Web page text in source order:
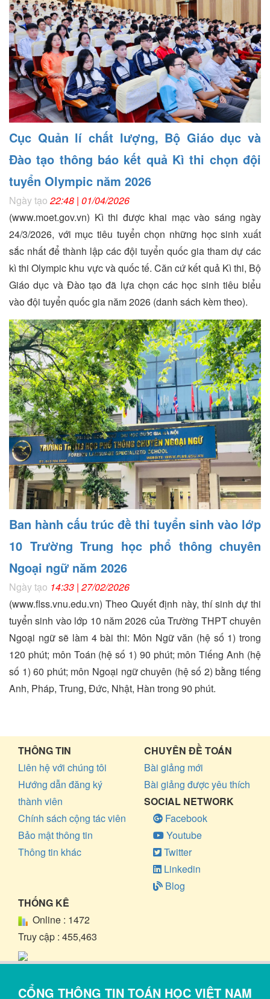
Cục Quản lí chất lượng, Bộ Giáo dục và
Đào tạo thông báo kết quả Kì thi chọn đội
tuyển Olympic năm 2026
Ngày tạo 22:48 | 01/04/2026
(www.moet.gov.vn) Kì thi được khai mạc vào sáng ngày
24/3/2026, với mục tiêu tuyển chọn những học sinh xuất
sắc nhất để thành lập các đội tuyển quốc gia tham dự các
kì thi Olympic khu vực và quốc tế. Căn cứ kết quả Kì thi, Bộ
Giáo dục và Đào tạo đã lựa chọn các học sinh tiêu biểu
vào đội tuyển quốc gia năm 2026 (danh sách kèm theo).
Ban hành cấu trúc đề thi tuyển sinh vào lớp
10 Trường Trung học phổ thông chuyên
Ngoại ngữ năm 2026
Ngày tạo 14:33 | 27/02/2026
(www.flss.vnu.edu.vn) Theo Quyết định này, thí sinh dự thi
tuyển sinh vào lớp 10 năm 2026 của Trường THPT chuyên
Ngoại ngữ sẽ làm 4 bài thi: Môn Ngữ văn (hệ số 1) trong
120 phút; môn Toán (hệ số 1) 90 phút; môn Tiếng Anh (hệ
số 1) 60 phút; môn Ngoại ngữ chuyên (hệ số 2) bằng tiếng
Anh, Pháp, Trung, Đức, Nhật, Hàn trong 90 phút.
THÔNG TIN
Liên hệ với chúng tôi
Hướng dẫn đăng ký
thành viên
Chính sách cộng tác viên
Bảo mật thông tin
Thông tin khác
CHUYÊN ĐỀ TOÁN
Bài giảng mới
Bài giảng được yêu thích
SOCIAL NETWORK
Facebook
Youtube
Twitter
Linkedin
Blog
THỐNG KÊ
Online : 1472
Truy cập : 455,463
CỔNG THÔNG TIN TOÁN HỌC VIỆT NAM